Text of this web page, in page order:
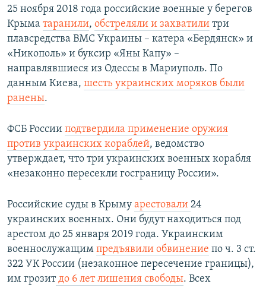
25 ноября 2018 года российские военные у берегов
Крыма таранили, обстреляли и захватили три
плавсредства ВМС Украины – катера «Бердянск» и
«Никополь» и буксир «Яны Капу» –
направлявшиеся из Одессы в Мариуполь. По
данным Киева, шесть украинских моряков были
ранены.
ФСБ России подтвердила применение оружия
против украинских кораблей, ведомство
утверждает, что три украинских военных корабля
«незаконно пересекли госграницу России».
Российские суды в Крыму арестовали 24
украинских военных. Они будут находиться под
арестом до 25 января 2019 года. Украинским
военнослужащим предъявили обвинение по ч. 3 ст.
322 УК России (незаконное пересечение границы),
им грозитдо 6 лет лишения свободы. Всех